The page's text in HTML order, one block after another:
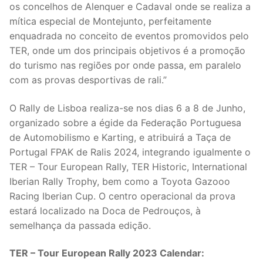
os concelhos de Alenquer e Cadaval onde se realiza a
mítica especial de Montejunto, perfeitamente
enquadrada no conceito de eventos promovidos pelo
TER, onde um dos principais objetivos é a promoção
do turismo nas regiões por onde passa, em paralelo
com as provas desportivas de rali.”
O Rally de Lisboa realiza-se nos dias 6 a 8 de Junho,
organizado sobre a égide da Federação Portuguesa
de Automobilismo e Karting, e atribuirá a Taça de
Portugal FPAK de Ralis 2024, integrando igualmente o
TER – Tour European Rally, TER Historic, International
Iberian Rally Trophy, bem como a Toyota Gazooo
Racing Iberian Cup. O centro operacional da prova
estará localizado na Doca de Pedrouços, à
semelhança da passada edição.
TER – Tour European Rally 2023 Calendar: